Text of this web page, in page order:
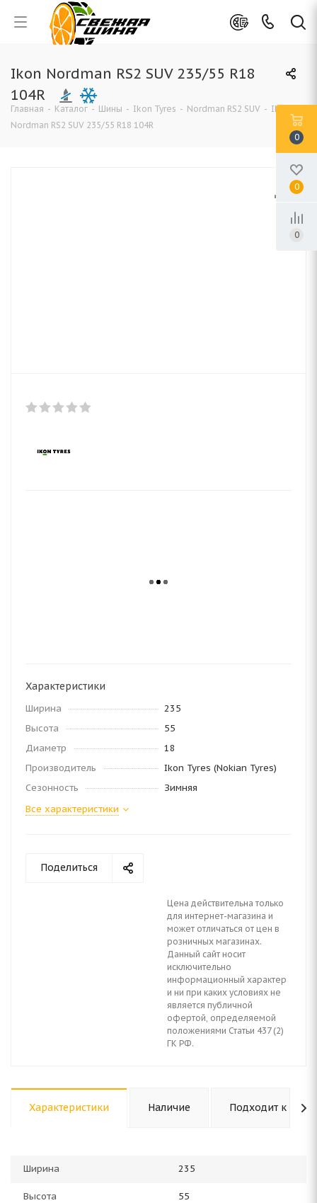
Ikon Nordman RS2 SUV 235/55 R18
104R
Главная - Каталог - Шины - Ikon Tyres - Nordman RS2 SUV - Ikon
Nordman RS2 SUV 235/55 R18 104R
Характеристики
Ширина
235
Высота
55
Диаметр
18
Производитель
Ikon Tyres (Nokian Tyres)
Сезонность
Зимняя
Все характеристики
Поделиться
Цена действительна только
для интернет-магазина и
может отличаться от цен в
розничных магазинах.
Данный сайт носит
исключительно
информационный характер
и ни при каких условиях не
является публичной
офертой, определяемой
положениями Статьи 437 (2)
ГК РФ.
Характеристики Наличие Подходит к авто
Ширина 235
Высота 55
0
0
0